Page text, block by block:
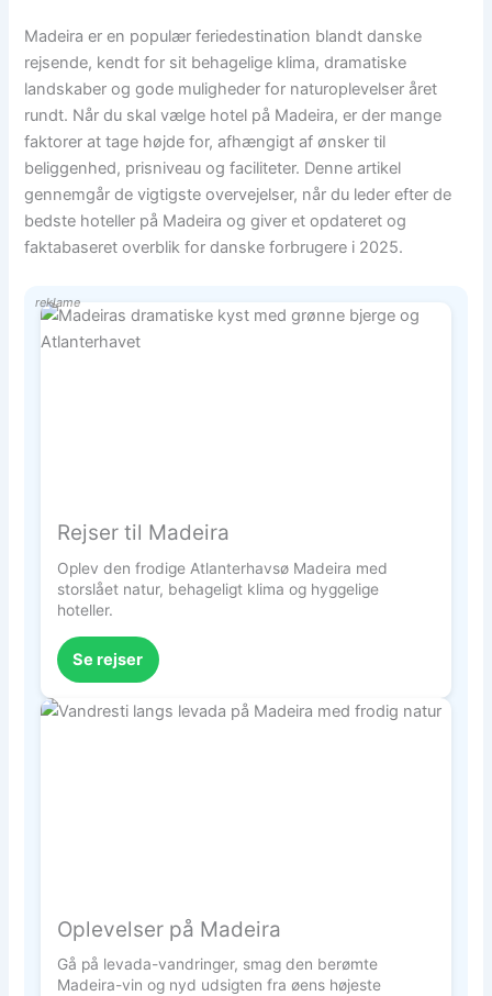
Madeira er en populær feriedestination blandt danske
rejsende, kendt for sit behagelige klima, dramatiske
landskaber og gode muligheder for naturoplevelser året
rundt. Når du skal vælge hotel på Madeira, er der mange
faktorer at tage højde for, afhængigt af ønsker til
beliggenhed, prisniveau og faciliteter. Denne artikel
gennemgår de vigtigste overvejelser, når du leder efter de
bedste hoteller på Madeira og giver et opdateret og
faktabaseret overblik for danske forbrugere i 2025.
reklame
Rejser til Madeira
Oplev den frodige Atlanterhavsø Madeira med
storslået natur, behageligt klima og hyggelige
hoteller.
Se rejser
Oplevelser på Madeira
Gå på levada-vandringer, smag den berømte
Madeira-vin og nyd udsigten fra øens højeste